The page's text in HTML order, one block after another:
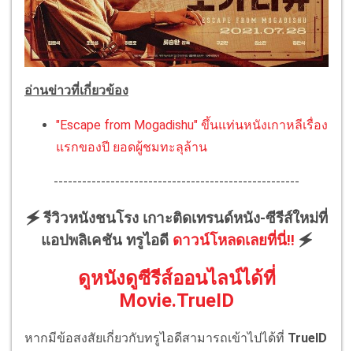
อ่านข่าวที่เกี่ยวข้อง
"Escape from Mogadishu" ขึ้นแท่นหนังเกาหลีเรื่อง
แรกของปี ยอดผู้ชมทะลุล้าน
----------------------------------------------------
🗲 รีวิวหนังชนโรง เกาะติดเทรนด์หนัง-ซีรีส์ใหม่ที่
แอปพลิเคชัน ทรูไอดี ดาวน์โหลดเลยที่นี่!! 🗲
ดูหนังดูซีรีส์ออนไลน์ได้ที่
Movie.TrueID
หากมีข้อสงสัยเกี่ยวกับทรูไอดีสามารถเข้าไปได้ที่ TrueID